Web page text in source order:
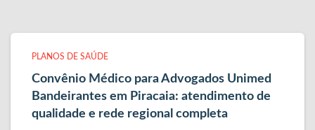
PLANOS DE SAÚDE
Convênio Médico para Advogados Unimed
Bandeirantes em Piracaia: atendimento de
qualidade e rede regional completa